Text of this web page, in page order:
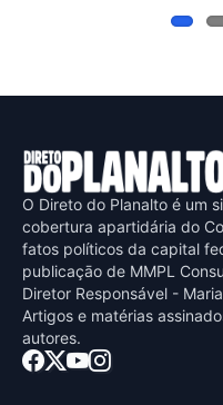
O Direto do Planalto é um
cobertura apartidária do
fatos políticos da capital
publicaçāo de MMPL
Diretor Responsável -
Artigos e matérias
autores.